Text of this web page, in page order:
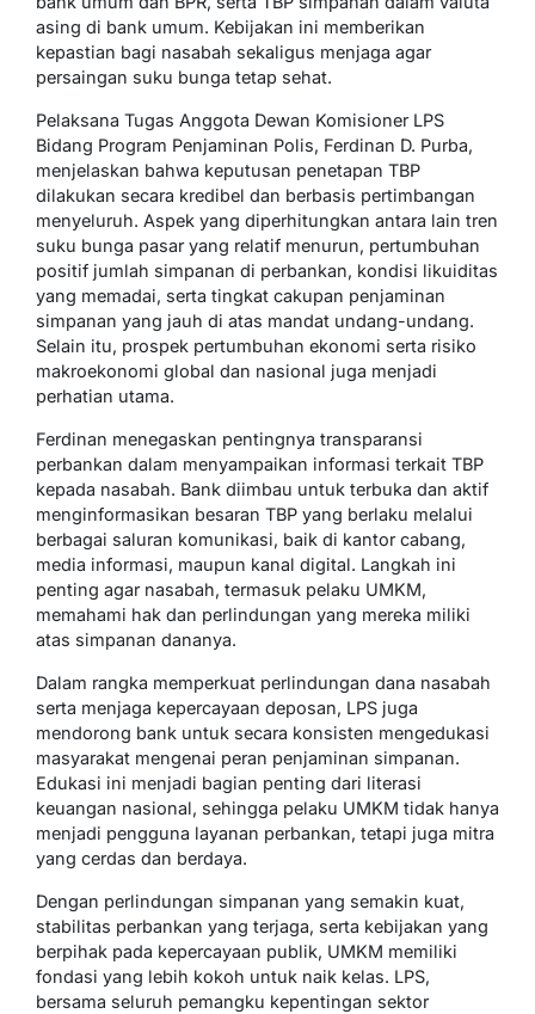
asing di bank umum. Kebijakan ini memberikan
kepastian bagi nasabah sekaligus menjaga agar
persaingan suku bunga tetap sehat.
Pelaksana Tugas Anggota Dewan Komisioner LPS
Bidang Program Penjaminan Polis, Ferdinan D. Purba,
menjelaskan bahwa keputusan penetapan TBP
dilakukan secara kredibel dan berbasis pertimbangan
menyeluruh. Aspek yang diperhitungkan antara lain tren
suku bunga pasar yang relatif menurun, pertumbuhan
positif jumlah simpanan di perbankan, kondisi likuiditas
yang memadai, serta tingkat cakupan penjaminan
simpanan yang jauh di atas mandat undang-undang.
Selain itu, prospek pertumbuhan ekonomi serta risiko
makroekonomi global dan nasional juga menjadi
perhatian utama.
Ferdinan menegaskan pentingnya transparansi
perbankan dalam menyampaikan informasi terkait TBP
kepada nasabah. Bank diimbau untuk terbuka dan aktif
menginformasikan besaran TBP yang berlaku melalui
berbagai saluran komunikasi, baik di kantor cabang,
media informasi, maupun kanal digital. Langkah ini
penting agar nasabah, termasuk pelaku UMKM,
memahami hak dan perlindungan yang mereka miliki
atas simpanan dananya.
Dalam rangka memperkuat perlindungan dana nasabah
serta menjaga kepercayaan deposan, LPS juga
mendorong bank untuk secara konsisten mengedukasi
masyarakat mengenai peran penjaminan simpanan.
Edukasi ini menjadi bagian penting dari literasi
keuangan nasional, sehingga pelaku UMKM tidak hanya
menjadi pengguna layanan perbankan, tetapi juga mitra
yang cerdas dan berdaya.
Dengan perlindungan simpanan yang semakin kuat,
stabilitas perbankan yang terjaga, serta kebijakan yang
berpihak pada kepercayaan publik, UMKM memiliki
fondasi yang lebih kokoh untuk naik kelas. LPS,
bersama seluruh pemangku kepentingan sektor